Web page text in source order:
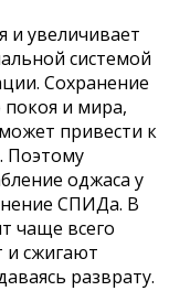
и увеличивает
системой
Сохранение
и мира,
привести к
Поэтому
оджаса у
СПИДа. В
чаще всего
и сжигают
разврату.